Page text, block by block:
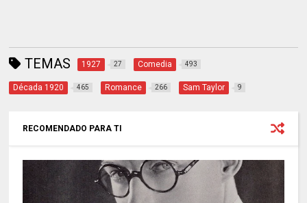
TEMAS 1927 27 Comedia 493
Década 1920 465 Romance 266 Sam Taylor 9
RECOMENDADO PARA TI